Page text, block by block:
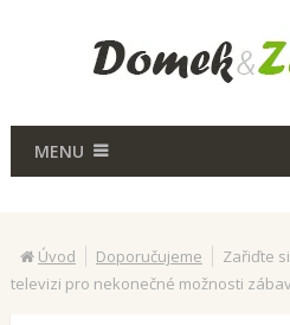
MENU
Úvod Doporučujeme
Zařiďte
televizi pro nekonečné možnosti